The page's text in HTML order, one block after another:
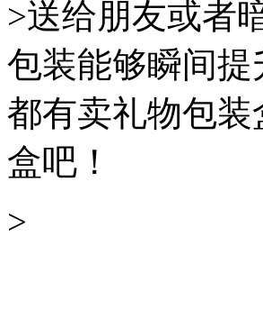
>送给朋友或者
包装能够瞬间
都有卖礼物包
盒吧！
>